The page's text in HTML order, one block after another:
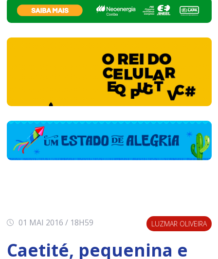
01 MAI 2016 / 18H59 LUZMAR OLIVEIRA
Caetité, pequenina e